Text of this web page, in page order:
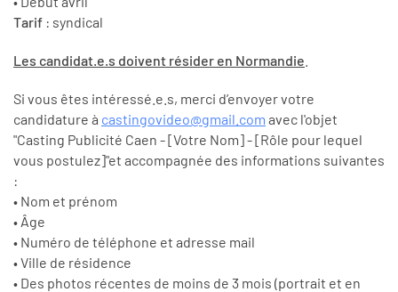
Tarif : syndical
Les candidat.e.s doivent résider en Normandie
Si vous êtes intéressé.e.s, merci d’envoyer votre
candidature à castingovideo@gmail.com avec l'objet
"Casting Publicité Caen - [Votre Nom] - [Rôle pour lequel
vous postulez]"et accompagnée des informations suivantes
:
• Nom et prénom
• Âge
• Numéro de téléphone et adresse mail
• Ville de résidence
• Des photos récentes de moins de 3 mois (portrait et en